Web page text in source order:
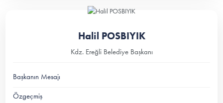
Halil POSBIYIK
Kdz. Ereğli Belediye Başkanı
Başkanın Mesajı
Özgeçmiş